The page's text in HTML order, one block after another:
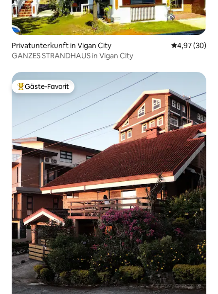
Privatunterkunft in Vigan City
4,97 (30)
GANZES STRANDHAUS in Vigan City
Beliebter Gäste-Favorit.
Gäste-Favorit